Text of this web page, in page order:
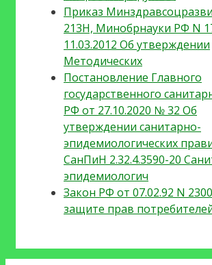
Приказ
213Н, Минобрнауки РФ N
11.03.2012 Об утверждении
Методических
Постановление Главного
государственного
РФ от 27.10.2020 № 32 Об
утверждении санитарно-
эпидемиологических
СанПиН 2.32.4.3590-20
эпидемиологич
Закон РФ от 07.02.92 N
защите прав